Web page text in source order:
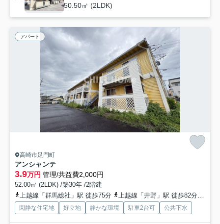
50.50㎡ (2LDK)
アパート
高崎市足門町
アンシャンテ
3.9万円 管理/共益費2,000円
52.00㎡ (2LDK) /築30年 /2階建
上越線「群馬総社」駅 徒歩75分
上越線「井野」駅 徒歩82分
閑静な住宅地 好立地 静かな環境 駐車2台可 公共下水